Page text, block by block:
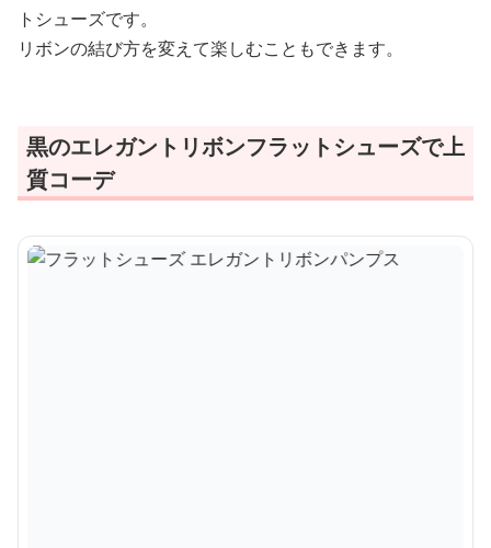
トシューズです。
リボンの結び方を変えて楽しむこともできます。
黒のエレガントリボンフラットシューズで上
質コーデ